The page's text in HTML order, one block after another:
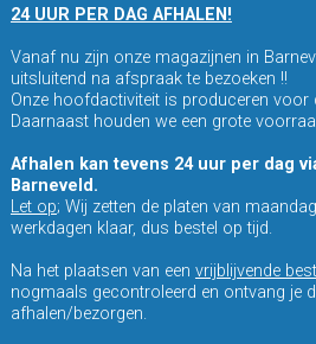
24 UUR PER DAG AFHALEN!
Vanaf nu zijn onze magazijnen in
uitsluitend na afspraak te bezoeken !!
Onze hoofdactiviteit is produceren voor
Daarnaast houden we een grote
Afhalen kan tevens 24 uur per dag
Barneveld.
Let op; Wij zetten de platen van
werkdagen klaar, dus bestel op tijd.
Na het plaatsen van een vrijblijvende
nogmaals gecontroleerd en ontvang je
afhalen/bezorgen.